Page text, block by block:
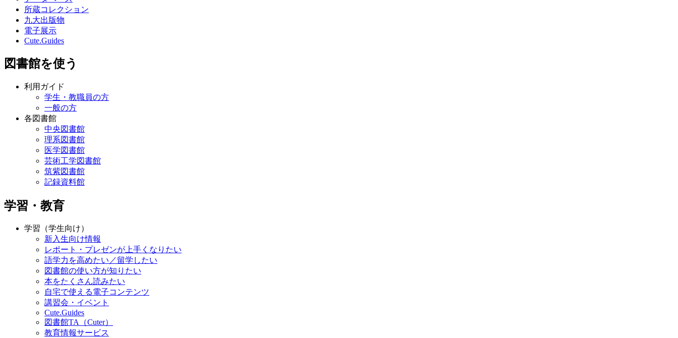
所蔵コレクション
九大出版物
電子展示
Cute.Guides
図書館を使う
利用ガイド
学生・教職員の方
一般の方
各図書館
中央図書館
理系図書館
医学図書館
芸術工学図書館
筑紫図書館
記録資料館
学習・教育
学習（学生向け）
新入生向け情報
レポート・プレゼンが上手くなりたい
語学力を高めたい／留学したい
図書館の使い方が知りたい
本をたくさん読みたい
自宅で使える電子コンテンツ
講習会・イベント
Cute.Guides
図書館TA（Cuter）
教育情報サービス